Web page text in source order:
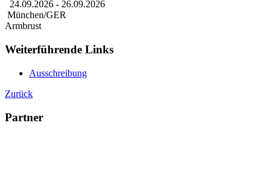
24.09.2026 - 26.09.2026
München/GER
Armbrust
Weiterführende Links
Ausschreibung
Zurück
Partner